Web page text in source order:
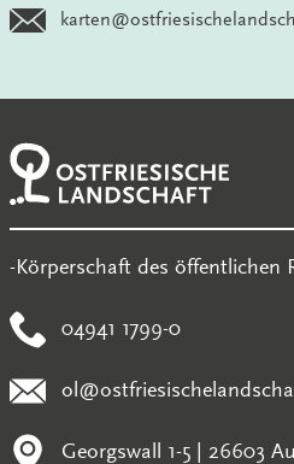
-Körperschaft des öffentlichen
04941 1799-0
Georgswall 1-5 | 26603